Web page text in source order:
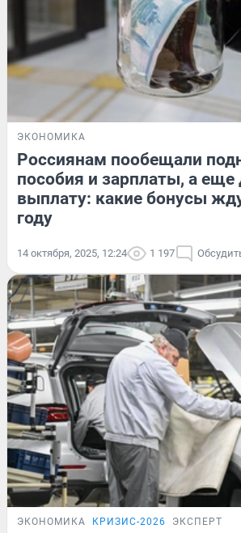
ЭКОНОМИКА
Россиянам пообещали
пособия и зарплаты, а
выплату: какие бонусы
году
14 октября, 2025, 12:24 1 197
ЭКОНОМИКА КРИЗИС-2026 ЭКСПЕРТ